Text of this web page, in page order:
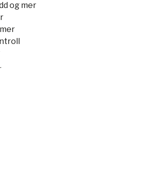
og mer